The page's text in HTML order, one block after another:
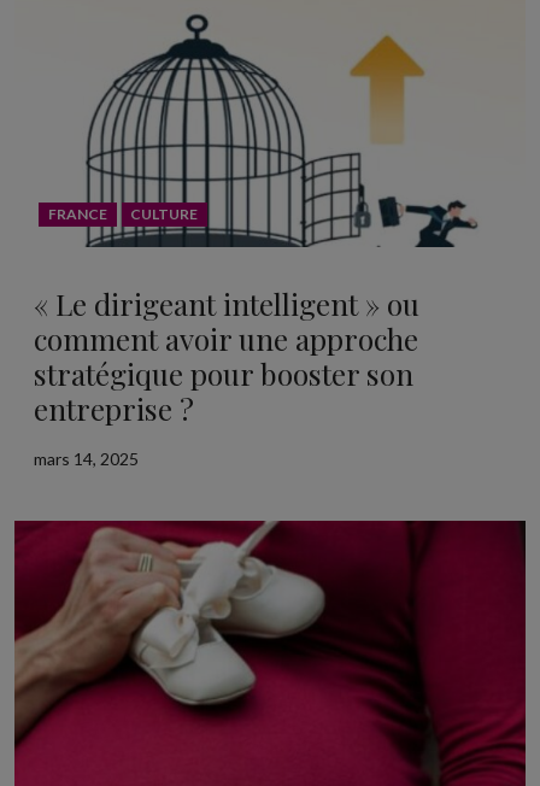
FRANCE CULTURE
« Le dirigeant intelligent » ou
comment avoir une approche
stratégique pour booster son
entreprise ?
mars 14, 2025